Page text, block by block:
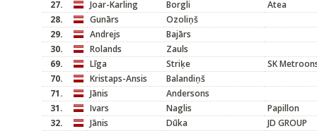
27.
Joar-Karling Borgli
Atea
28.
Gunārs
Ozoliņš
29.
Andrejs
Bajārs
30.
Rolands
Zauls
69.
Līga Striķe
SK
70.
Kristaps-Ansis
Balandiņš
71.
Jānis
Andersons
31.
Ivars Naglis
Papillon
32.
Jānis Dūka
JD GROUP